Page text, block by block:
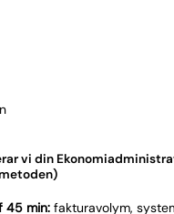
vi din
45 min: fakturavolym,